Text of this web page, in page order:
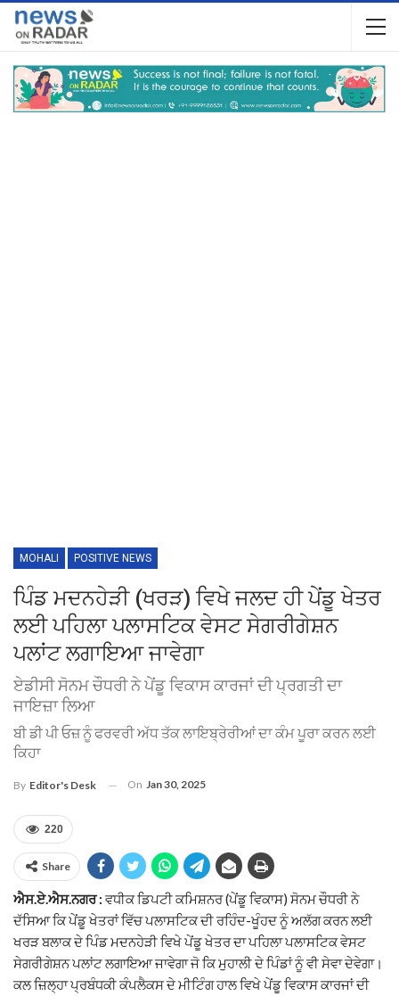
MOHALI POSITIVE NEWS
ਪਿੰਡ ਮਦਨਹੇੜੀ (ਖਰੜ) ਵਿਖੇ ਜਲਦ ਹੀ ਪੇਂਡੂ ਖੇਤਰ
ਲਈ ਪਹਿਲਾ ਪਲਾਸਟਿਕ ਵੇਸਟ ਸੇਗਰੀਗੇਸ਼ਨ
ਪਲਾਂਟ ਲਗਾਇਆ ਜਾਵੇਗਾ
ਏਡੀਸੀ ਸੋਨਮ ਚੌਧਰੀ ਨੇ ਪੇਂਡੂ ਵਿਕਾਸ ਕਾਰਜਾਂ ਦੀ ਪ੍ਰਗਤੀ ਦਾ
ਜਾਇਜ਼ਾ ਲਿਆ
ਬੀ ਡੀ ਪੀ ਓਜ਼ ਨੂੰ ਫਰਵਰੀ ਅੱਧ ਤੱਕ ਲਾਇਬ੍ਰੇਰੀਆਂ ਦਾ ਕੰਮ ਪੂਰਾ ਕਰਨ ਲਈ
ਕਿਹਾ
By Editor's Desk On Jan 30, 2025
220
Share
ਐਸ.ਏ.ਐਸ.ਨਗਰ : ਵਧੀਕ ਡਿਪਟੀ ਕਮਿਸ਼ਨਰ (ਪੇਂਡੂ ਵਿਕਾਸ) ਸੋਨਮ ਚੌਧਰੀ ਨੇ
ਦੱਸਿਆ ਕਿ ਪੇਂਡੂ ਖੇਤਰਾਂ ਵਿੱਚ ਪਲਾਸਟਿਕ ਦੀ ਰਹਿੰਦ-ਖੂੰਹਦ ਨੂੰ ਅਲੱਗ ਕਰਨ ਲਈ
ਖਰੜ ਬਲਾਕ ਦੇ ਪਿੰਡ ਮਦਨਹੇੜੀ ਵਿਖੇ ਪੇਂਡੂ ਖੇਤਰ ਦਾ ਪਹਿਲਾ ਪਲਾਸਟਿਕ ਵੇਸਟ
ਸੇਗਰੀਗੇਸ਼ਨ ਪਲਾਂਟ ਲਗਾਇਆ ਜਾਵੇਗਾ ਜੋ ਕਿ ਮੁਹਾਲੀ ਦੇ ਪਿੰਡਾਂ ਨੂੰ ਵੀ ਸੇਵਾ ਦੇਵੇਗਾ।
ਕਲ ਜ਼ਿਲ੍ਹਾ ਪ੍ਰਬੰਧਕੀ ਕੰਪਲੈਕਸ ਦੇ ਮੀਟਿੰਗ ਹਾਲ ਵਿਖੇ ਪੇਂਡੂ ਵਿਕਾਸ ਕਾਰਜਾਂ ਦੀ